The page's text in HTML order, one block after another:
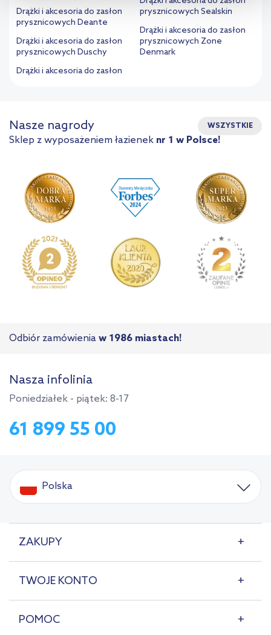
informacji na temat plików cookie i tego, dlaczego ich przepisy,
przejdź do zakładek „Informacje o plikach cookie”.
Drążki i akcesoria do zasłon
prysznicowych Deante
Drążki i akcesoria do zasłon
prysznicowych Duschy
Drążki i akcesoria do zasłon
prysznicowych Sealskin
Drążki i akcesoria do zasłon
prysznicowych Zone
Denmark
Nasze nagrody WSZYSTKIE
Sklep z wyposażeniem łazienek nr 1 w Polsce!
Odbiór zamówienia w 1986 miastach!
Nasza infolinia
Poniedziałek - piątek: 8-17
61 899 55 00
Polska
ZAKUPY
TWOJE KONTO
POMOC